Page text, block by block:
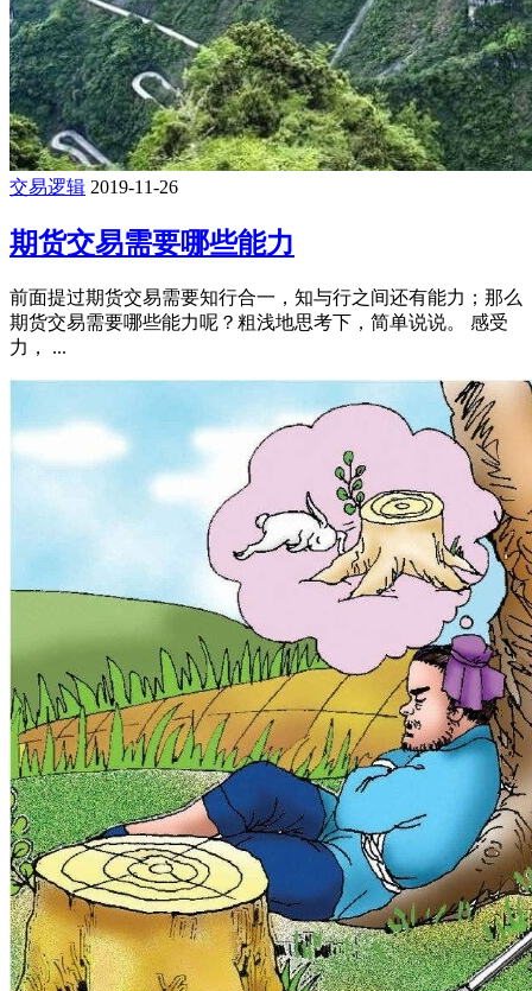
交易逻辑 2019-11-26
期货交易需要哪些能力
前面提过期货交易需要知行合一，知与行之间还有能力；那么
期货交易需要哪些能力呢？粗浅地思考下，简单说说。 感受
力， ...